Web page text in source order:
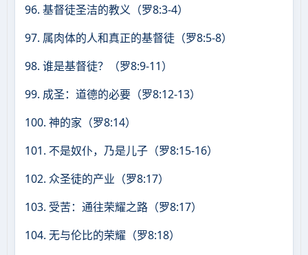
96. 基督徒圣洁的教义（罗8:3-4）
97. 属肉体的人和真正的基督徒（罗8:5-8）
98. 谁是基督徒？（罗8:9-11）
99. 成圣：道德的必要（罗8:12-13）
100. 神的家（罗8:14）
101. 不是奴仆，乃是儿子（罗8:15-16）
102. 众圣徒的产业（罗8:17）
103. 受苦：通往荣耀之路（罗8:17）
104. 无与伦比的荣耀（罗8:18）